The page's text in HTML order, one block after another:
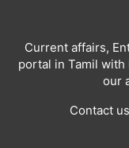
Current affairs,
portal in Tamil with
our
Contact